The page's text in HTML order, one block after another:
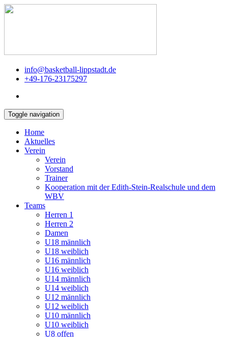
info@basketball-lippstadt.de
+49-176-23175297
Toggle navigation
Home
Aktuelles
Verein
Verein
Vorstand
Trainer
Kooperation mit der Edith-Stein-Realschule und dem
WBV
Teams
Herren 1
Herren 2
Damen
U18 männlich
U18 weiblich
U16 männlich
U16 weiblich
U14 männlich
U14 weiblich
U12 männlich
U12 weiblich
U10 männlich
U10 weiblich
U8 offen